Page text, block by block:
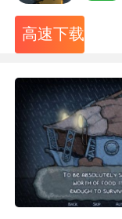
高速下载